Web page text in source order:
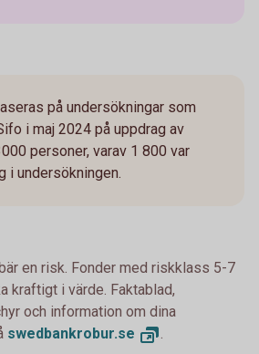
på undersökningar som
i maj 2024 på uppdrag av
personer, varav 1 800 var
undersökningen.
en risk. Fonder med riskklass 5-7
kraftigt i värde. Faktablad,
och information om dina
swedbankrobur.se